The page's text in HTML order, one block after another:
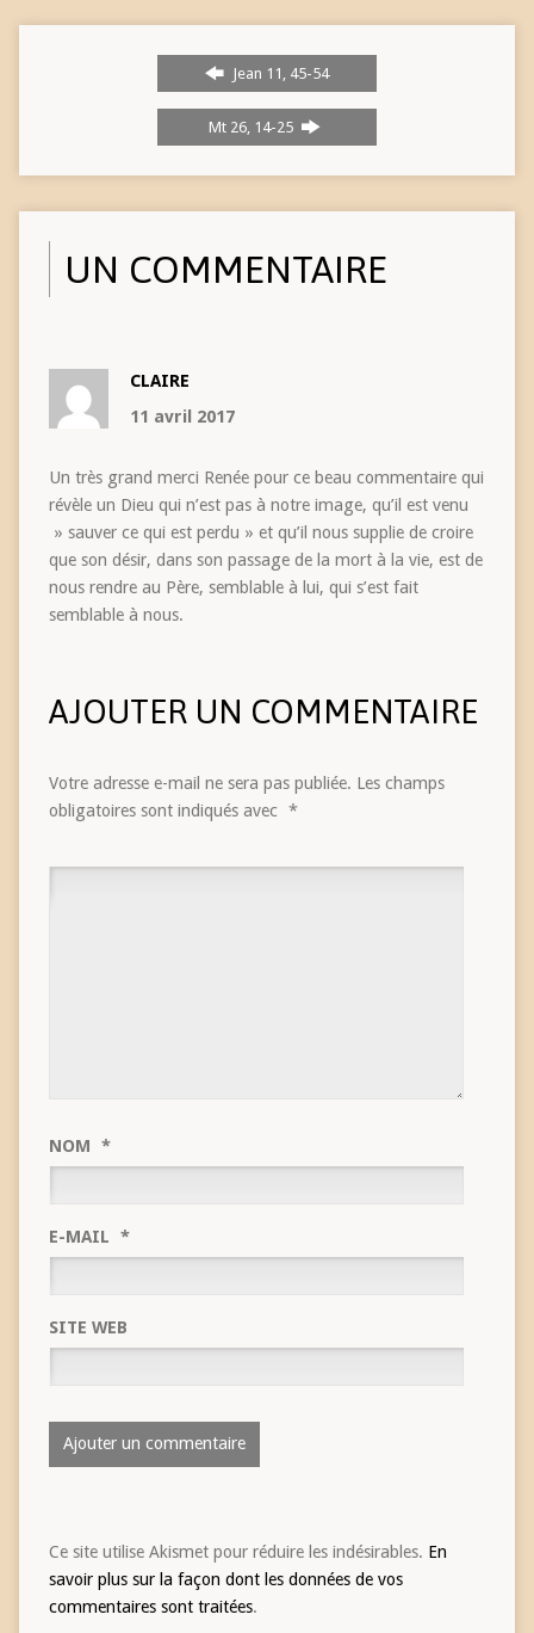
Jean 11, 45-54
Mt 26, 14-25
UN COMMENTAIRE
CLAIRE
11 avril 2017
Un très grand merci Renée pour ce beau commentaire qui
révèle un Dieu qui n’est pas à notre image, qu’il est venu
» sauver ce qui est perdu » et qu’il nous supplie de croire
que son désir, dans son passage de la mort à la vie, est de
nous rendre au Père, semblable à lui, qui s’est fait
semblable à nous.
AJOUTER UN COMMENTAIRE
Votre adresse e-mail ne sera pas publiée. Les champs
obligatoires sont indiqués avec *
NOM *
E-MAIL *
SITE WEB
Ce site utilise Akismet pour réduire les indésirables. En
savoir plus sur la façon dont les données de vos
commentaires sont traitées.